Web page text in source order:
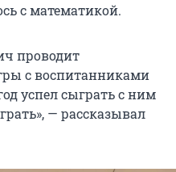
с математикой.
проводит
с воспитанниками
успел сыграть с ним
— рассказывал